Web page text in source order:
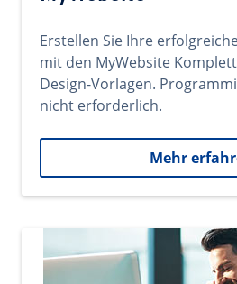
Erstellen Sie Ihre
mit den MyWebsite
Design-Vorlagen.
nicht erforderlich.
Mehr